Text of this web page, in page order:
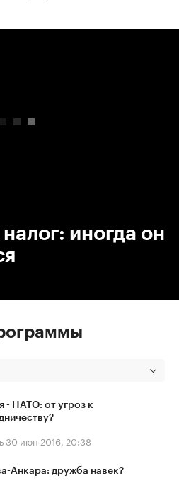
иногда он
- НАТО: от угроз к
30 июн 2016, 20:38
Анкара: дружба навек?